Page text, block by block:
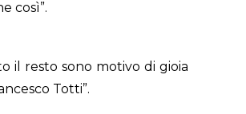
così”.
il resto sono motivo di gioia
Totti”.